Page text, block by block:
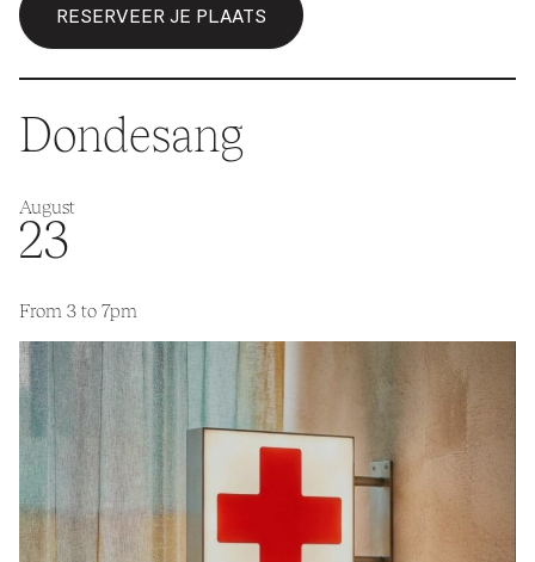
RESERVEER JE PLAATS
August
23
From 3 to 7pm
Dondesang